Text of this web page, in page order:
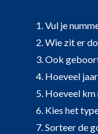
1. Vul je
2. Wie zit er
3. Ook
4. Hoeveel
5. Hoeveel km
6. Kies het
7. Sorteer de